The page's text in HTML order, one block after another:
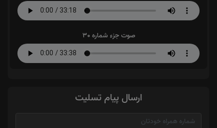
صوت جزء شماره 30
ارسال پیام تسلیت